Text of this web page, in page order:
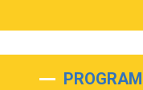
On My Soul